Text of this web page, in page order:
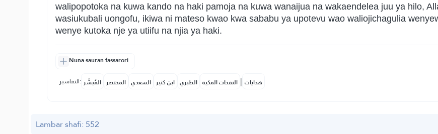
walipopotoka na kuwa kando na haki pamoja na kuwa wanaijua na wakaendelea juu ya hilo,
wasiukubali uongofu, ikiwa ni mateso kwao kwa sababu ya upotevu wao waliojichagulia
wenye kutoka nje ya utiifu na njia ya haki.
Nuna sauran fassarori
التفاسير: المُيسَّر المختصر السعدي ابن كثير الطبري النفحات المكية | هدايات
Lambar shafi: 552